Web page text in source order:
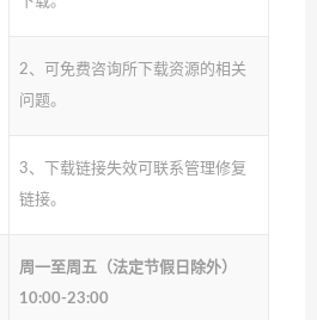
2、可免费咨询所下载资源的相关
问题。
3、下载链接失效可联系管理修复
链接。
周一至周五（法定节假日除外）
10:00-23:00